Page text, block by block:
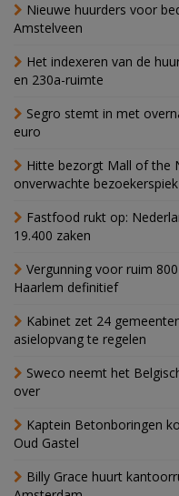
Nieuwe huurders voor
Amstelveen
Het indexeren van de
en 230a-ruimte
Segro stemt in met
euro
Hitte bezorgt Mall of the
onverwachte bezoekerspiek
Fastfood rukt op:
19.400 zaken
Vergunning voor ruim
Haarlem definitief
Kabinet zet 24
asielopvang te regelen
Sweco neemt het
over
Kaptein Betonboringen
Oud Gastel
Billy Grace huurt